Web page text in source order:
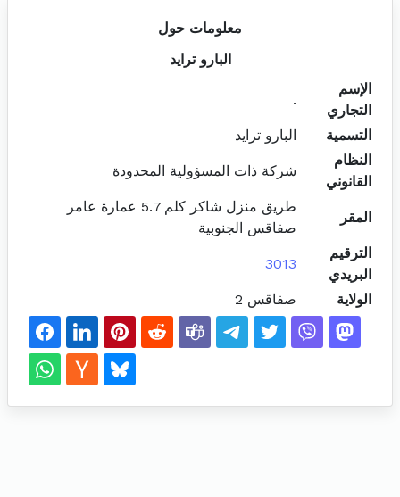
معلومات حول
البارو ترايد
الإسم
التجاري
.
التسمية
البارو ترايد
النظام
القانوني
شركة ذات المسؤولية المحدودة
المقر
طريق منزل شاكر كلم 5.7 عمارة عامر
صفاقس الجنوبية
الترقيم
البريدي
3013
الولاية صفاقس 2